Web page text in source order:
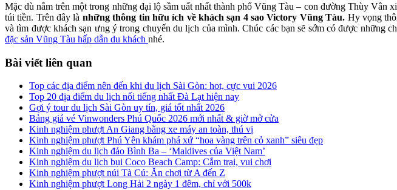
Mặc dù nằm trên một trong những đại lộ sầm uất nhất thành phố Vũng Tàu – con đường Thùy
túi tiền. Trên đây là những thông tin hữu ích về khách sạn 4 sao Victory Vũng Tàu. Hy vọng
và tìm được khách sạn ưng ý trong chuyến du lịch của mình. Chúc các bạn sẽ sớm có được
đặc sản Vũng Tàu hấp dẫn du khách nhé.
Bài viết liên quan
Top các địa điểm nên đến khi du lịch Sài Gòn: hot, cực vui 2026
Top 20 địa điểm du lịch nổi tiếng nhất Đà Lạt hiện nay
Gợi ý tour du lịch Sài Gòn uy tín, giá tốt nhất 2026
Bảng giá vé Vinwonders Phú Quốc 2026 mới nhất & giờ mở cửa
Kinh nghiệm phượt An Giang bằng xe máy an toàn, thú vị
Kinh nghiệm phượt Phú Yên khám phá xứ “hoa vàng trên cỏ xanh” siêu đẹp
Kinh nghiệm du lịch đảo Bình Ba – ‘Maldives của Việt Nam’
Kinh nghiệm du lịch bụi Coco Beach Camp: Cắm trại, vui chơi
Kinh nghiệm phượt núi Tà Cú: Ăn chơi từ A đến Z
Kinh nghiệm phượt Long Hải 2 ngày 1 đêm, chỉ với 500k